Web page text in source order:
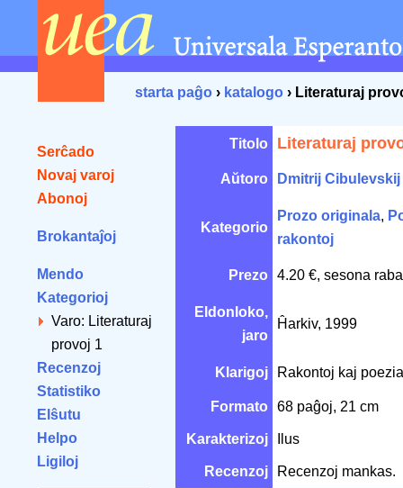
starta paĝo › katalogo › Literaturaj
Serĉado
Novaj varoj
Abonoj
Brokantaĵoj
Mendo
Kategorioj
Varo: Literaturaj
provoj 1
Recenzoj
Statistiko
Elŝutu
Helpo
Ligiloj
Titolo Literaturaj
Aŭtoro Dmitrij Cibulevskij
Kategorio
Prozo originala,
rakontoj
Prezo 4.20 €, sesona
Eldonloko,
jaro
Ĥarkiv, 1999
Klarigoj Rakontoj kaj
Formato 68 paĝoj, 21 cm
Karakterizoj Ilus
Recenzoj Recenzoj mankas.